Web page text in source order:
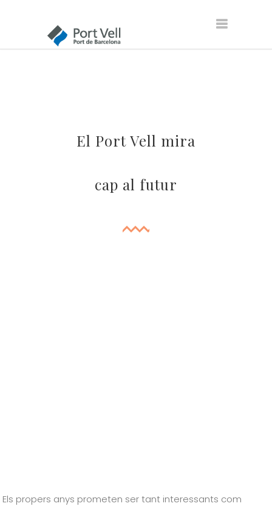
El Port Vell mira
cap al futur
Els propers anys prometen ser tant interessants com